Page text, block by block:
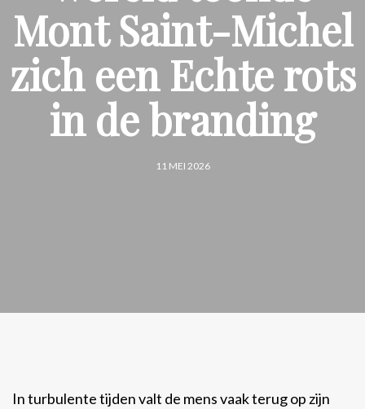
Mont Saint-Michel
zich een Echte rots
in de branding
11 MEI 2026
In turbulente tijden valt de mens vaak terug op zijn